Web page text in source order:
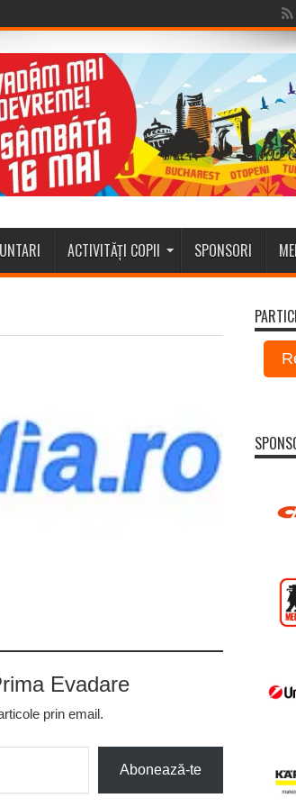
ACTIVITĂȚI COPII SPONSORI
Evadare
prin email.
Abonează-te